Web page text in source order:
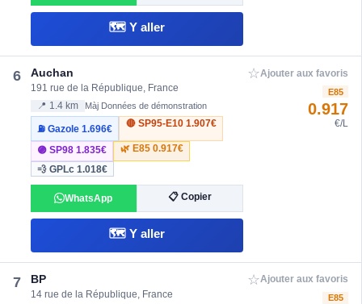
🗺️ Y aller
6 Auchan
191 rue de la République, France
📍 1.4 km Màj Données de démonstration
⛽ Gazole1.696€
🔴 SP95-E10 1.907€
🟣 SP981.835€ 🌿 E85 0.917€
💨 GPLc1.018€
WhatsApp 📋 Copier
🗺️ Y aller
☆Ajouter aux favoris
E85
0.917
€/L
7 BP
14 rue de la République, France
☆Ajouter aux favoris
E85